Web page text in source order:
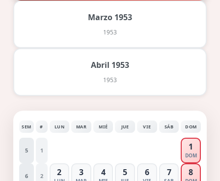
Marzo 1953
1953
Abril 1953
1953
SEM # LUN MAR MIÉ JUE VIE SÁB DOM
5 1 1
DOM
6 2 2 3 4 5 6 7 8